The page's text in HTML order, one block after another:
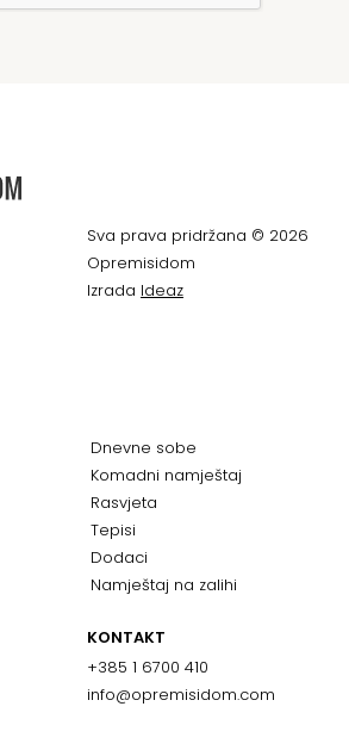
Sva prava pridržana © 2026
Opremisidom
Izrada Ideaz
Dnevne sobe
Komadni namještaj
Rasvjeta
Tepisi
Dodaci
Namještaj na zalihi
KONTAKT
+385 1 6700 410
info@opremisidom.com